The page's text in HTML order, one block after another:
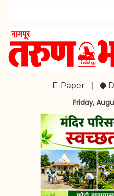
E-Paper
Friday,